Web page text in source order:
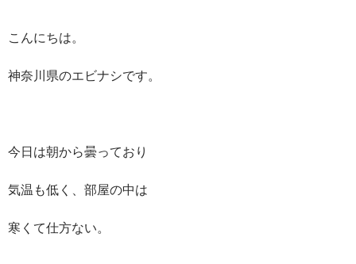
こんにちは。
神奈川県のエビナシです。
今日は朝から曇っており
気温も低く、部屋の中は
寒くて仕方ない。